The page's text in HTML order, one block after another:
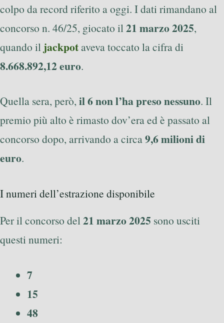
colpo da record riferito a oggi. I dati rimandano al
concorso n. 46/25, giocato il21 marzo 2025,
quando il jackpotaveva toccato la cifra di
8.668.892,12 euro.
Quella sera, però, il 6 non l’ha preso nessuno. Il
premio più alto è rimasto dov’era ed è passato al
concorso dopo, arrivando a circa9,6 milioni di
euro.
I numeri dell’estrazione disponibile
Per il concorso del21 marzo 2025 sono usciti
questi numeri:
7
15
48